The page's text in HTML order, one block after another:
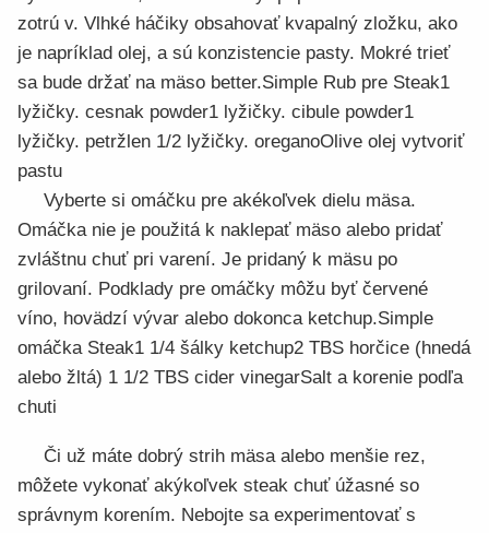
zotrú v. Vlhké háčiky obsahovať kvapalný zložku, ako
je napríklad olej, a sú konzistencie pasty. Mokré trieť
sa bude držať na mäso better.Simple Rub pre Steak1
lyžičky. cesnak powder1 lyžičky. cibule powder1
lyžičky. petržlen 1/2 lyžičky. oreganoOlive olej vytvoriť
pastu
Vyberte si omáčku pre akékoľvek dielu mäsa.
Omáčka nie je použitá k naklepať mäso alebo pridať
zvláštnu chuť pri varení. Je pridaný k mäsu po
grilovaní. Podklady pre omáčky môžu byť červené
víno, hovädzí vývar alebo dokonca ketchup.Simple
omáčka Steak1 1/4 šálky ketchup2 TBS horčice (hnedá
alebo žltá) 1 1/2 TBS cider vinegarSalt a korenie podľa
chuti
Či už máte dobrý strih mäsa alebo menšie rez,
môžete vykonať akýkoľvek steak chuť úžasné so
správnym korením. Nebojte sa experimentovať s